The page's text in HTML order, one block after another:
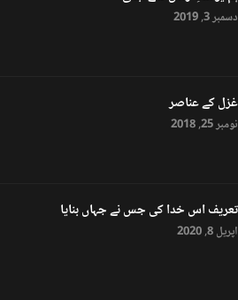
دسمبر 3, 2019
غزل کے عناصر
نومبر 25, 2018
تعریف اس خدا کی جس نے جہاں بنایا
اپریل 8, 2020